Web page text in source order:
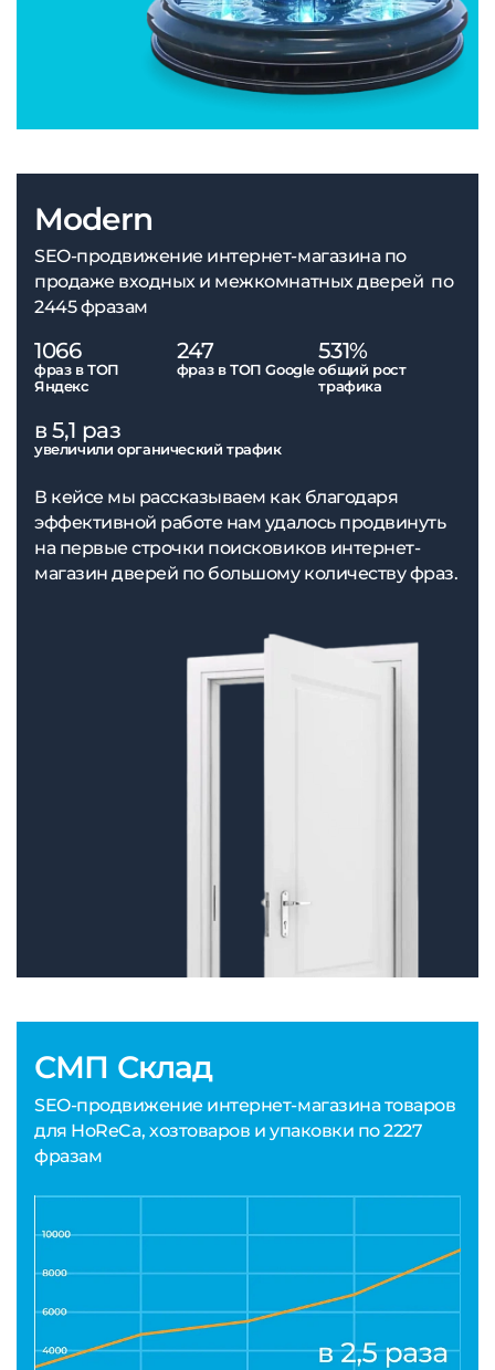
СМП Склад
SEO-продвижение интернет-магазина товаров
для HoReCa, хозтоваров и упаковки по 2227
фразам
Modern
SEO-продвижение интернет-магазина по
продаже входных и межкомнатных дверей по
2445 фразам
1066
фраз в ТОП
Яндекс
247
фраз в ТОП Google
531%
общий рост
трафика
в 5,1 раз
увеличили органический трафик
В кейсе мы рассказываем как благодаря
эффективной работе нам удалось продвинуть
на первые строчки поисковиков интернет-
магазин дверей по большому количеству фраз.